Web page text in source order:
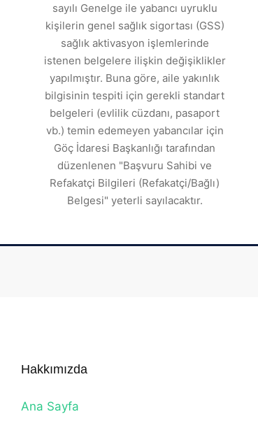
sayılı Genelge ile yabancı uyruklu
kişilerin genel sağlık sigortası (GSS)
sağlık aktivasyon işlemlerinde
istenen belgelere ilişkin değişiklikler
yapılmıştır. Buna göre, aile yakınlık
bilgisinin tespiti için gerekli standart
belgeleri (evlilik cüzdanı, pasaport
vb.) temin edemeyen yabancılar için
Göç İdaresi Başkanlığı tarafından
düzenlenen "Başvuru Sahibi ve
Refakatçi Bilgileri (Refakatçi/Bağlı)
Belgesi" yeterli sayılacaktır.
Hakkımızda
Ana Sayfa